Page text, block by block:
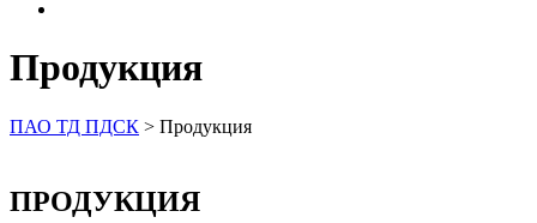
Продукция
ПАО ТД ПДСК > Продукция
ПРОДУКЦИЯ